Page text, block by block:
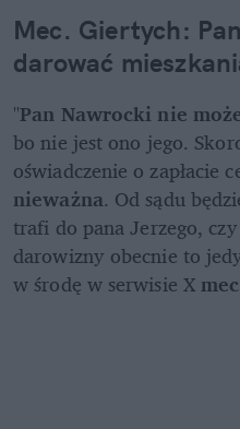
Mec. Giertych:
darować
"Pan Nawrocki nie
bo nie jest ono jego.
oświadczenie o zapłacie
nieważna. Od sądu
trafi do pana Jerzego,
darowizny obecnie to
w środę w serwisie X